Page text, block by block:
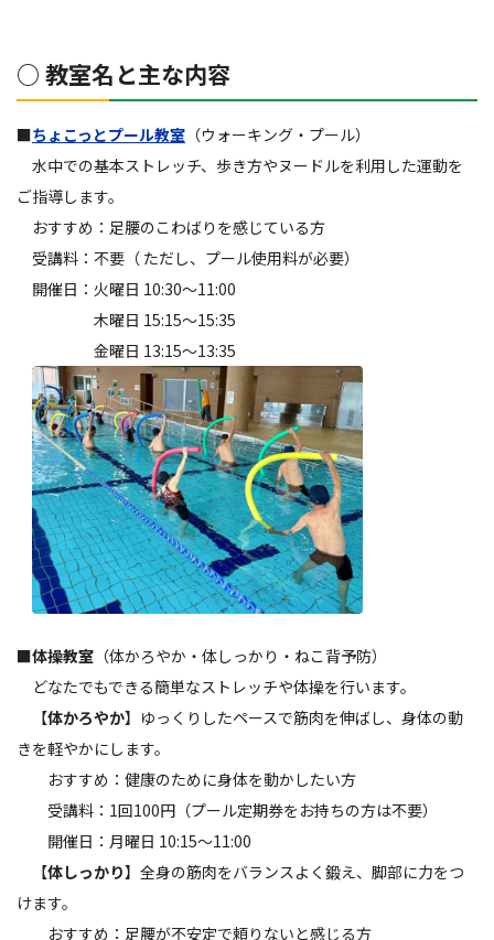
○ 教室名と主な内容
■ちょこっとプール教室 （ウォーキング・プール）
水中での基本ストレッチ、歩き方やヌードルを利用した運動を
ご指導します。
おすすめ：足腰のこわばりを感じている方
受講料：不要（ ただし、プール使用料が必要）
開催日：火曜日 10:30～11:00
木曜日 15:15～15:35
金曜日 13:15～13:35
■体操教室 （体かろやか・体しっかり・ねこ背予防）
どなたでもできる簡単なストレッチや体操を行います。
【体かろやか】ゆっくりしたペースで筋肉を伸ばし、身体の動
きを軽やかにします。
おすすめ：健康のために身体を動かしたい方
受講料：1回100円（プール定期券をお持ちの方は不要）
開催日：月曜日 10:15～11:00
【体しっかり】全身の筋肉をバランスよく鍛え、脚部に力をつ
けます。
おすすめ：足腰が不安定で頼りないと感じる方